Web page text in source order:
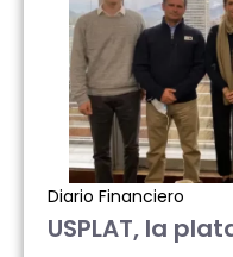
Diario Financiero
USPLAT, la